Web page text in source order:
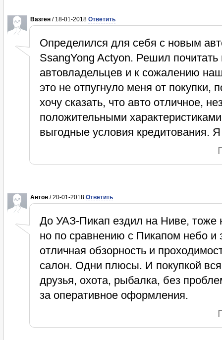
Вазген / 18-01-2018 Ответить
Определился для себя с новым
SsangYong Actyon. Решил почитать
автовладельцев и к сожалению
это не отпугнуло меня от покупки,
хочу сказать, что авто отличное,
положительными
выгодные условия кредитования.
Антон / 20-01-2018 Ответить
До УАЗ-Пикап ездил на Ниве, тоже
но по сравнению с Пикапом небо и
отличная обзорность и
салон. Одни плюсы. И покупкой
друзья, охота, рыбалка, без
за оперативное оформления.